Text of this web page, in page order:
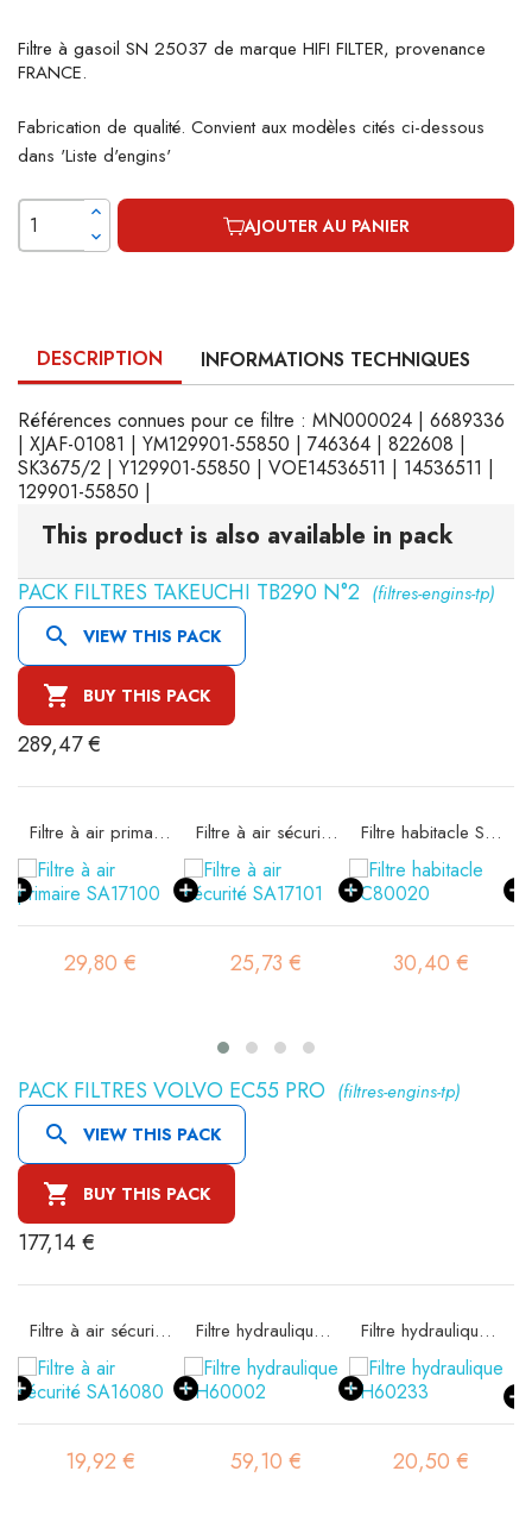
Filtre à gasoil SN 25037 de marque HIFI FILTER, provenance
FRANCE.
Fabrication de qualité. Convient aux modèles cités ci-dessous
dans 'Liste d'engins'
AJOUTER AU PANIER
DESCRIPTION INFORMATIONS TECHNIQUES
Références connues pour ce filtre : MN000024 | 6689336
| XJAF-01081 | YM129901-55850 | 746364 | 822608 |
SK3675/2 | Y129901-55850 | VOE14536511 | 14536511 |
129901-55850 |
This product is also available in pack
PACK FILTRES TAKEUCHI TB290 N°2 (filtres-engins-tp)
 VIEW THIS PACK
 BUY THIS PACK
289,47 €
Filtre à air primaire SA17100
29,80 €
Filtre à air sécurité SA17101
25,73 €
Filtre habitacle SC80020
30,40 €
PACK FILTRES VOLVO EC55 PRO (filtres-engins-tp)
 VIEW THIS PACK
 BUY THIS PACK
177,14 €
Filtre à air sécurité SA16080
19,92 €
Filtre hydraulique SH60002
59,10 €
Filtre hydraulique SH60233
20,50 €